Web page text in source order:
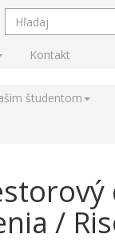
Kontakt
študentom
/